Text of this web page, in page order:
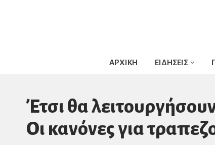
ΑΡΧΙΚΗ ΕΙΔΗΣΕΙΣ
Έτσι θα
Oι κανόνες για